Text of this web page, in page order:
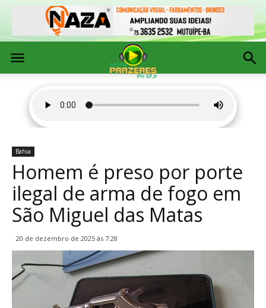
Bahia
Homem é preso por porte
ilegal de arma de fogo em
São Miguel das Matas
20 de dezembro de 2025 às 7:28